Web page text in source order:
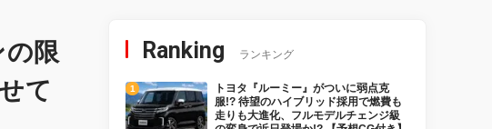
限
て
Ranking ランキング
トヨタ『ルーミー』がついに弱点克
服!? 待望のハイブリッド採用で燃費も
走りも大進化、フルモデルチェンジ級